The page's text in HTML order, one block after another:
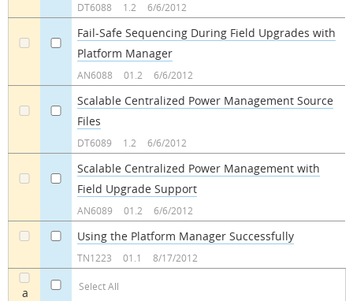
a Select All
DT6088 1.2 6/6/2012
Fail-Safe Sequencing During Field Upgrades with
Platform Manager
AN6088 01.2 6/6/2012
Scalable Centralized Power Management Source
Files
DT6089 1.2 6/6/2012
Scalable Centralized Power Management with
Field Upgrade Support
AN6089 01.2 6/6/2012
Using the Platform Manager Successfully
TN1223 01.1 8/17/2012